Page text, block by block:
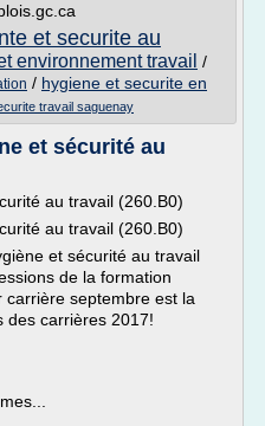
et securite au
environnement travail /
/ hygiene et securite en
travail saguenay
et sécurité au
au travail (260.B0)
au travail (260.B0)
et sécurité au travail
de la formation
carrière septembre est la
des carrières 2017!